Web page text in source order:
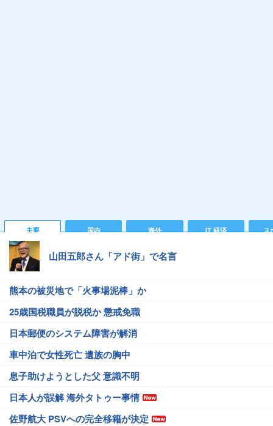
主要 国内 海外 IT 経済 ス
山田五郎さん「アド街」で名言
熊本の被災地で「火事場泥棒」か
25歳国税職員が脱税か 懲戒免職
日本郵便のシステム障害が解消
車中泊で女性死亡 遺族の胸中
息子助けようとした父 意識不明
日本人が誤解 海外タトゥー事情
佐野航大 PSVへの完全移籍が決定